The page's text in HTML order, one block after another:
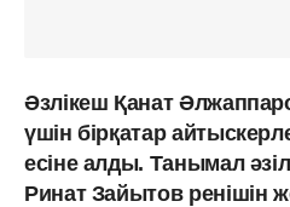
Әзлікеш Қанат
үшін бірқатар
есіне алды. Танымал
Ринат Зайытов ренішін